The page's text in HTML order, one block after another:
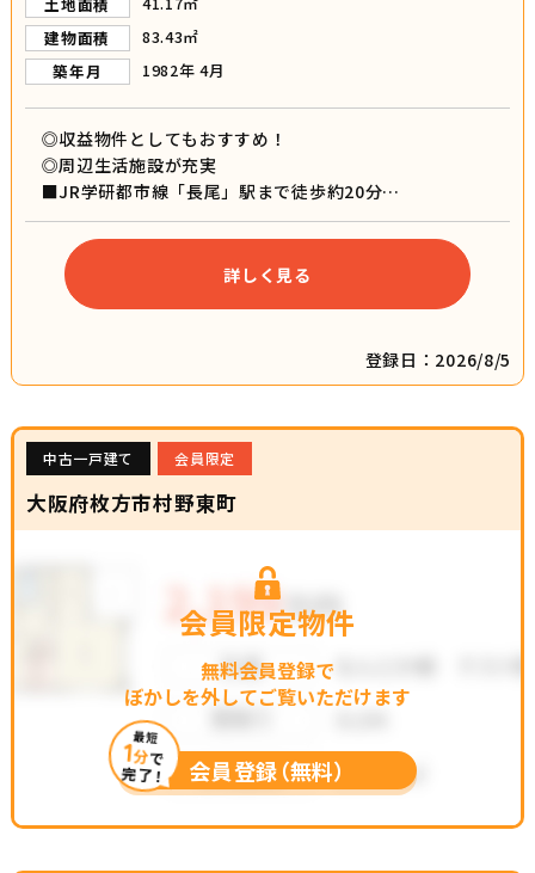
建物面積
83.43㎡
築年月
1982年 4月
◎収益物件としてもおすすめ！
◎周辺生活施設が充実
■JR学研都市線「長尾」駅まで徒歩約20分
■枚方市立長尾小学校まで徒歩約8分
■枚方市立長尾中学校まで徒歩約5分
詳しく見る
登録日：2026/8/5
中古一戸建て 会員限定
大阪府枚方市村野東町
会員限定物件
無料会員登録で
ぼかしを外してご覧いただけます
最短
1分で
完了！ 会員登録（無料）